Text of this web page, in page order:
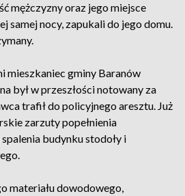
mężczyzny oraz jego miejsce
samej nocy, zapukali do jego domu.
mieszkaniec gminy Baranów
był w przeszłości notowany za
trafił do policyjnego aresztu. Już
zarzuty popełnienia
budynku stodoły i
materiału dowodowego,